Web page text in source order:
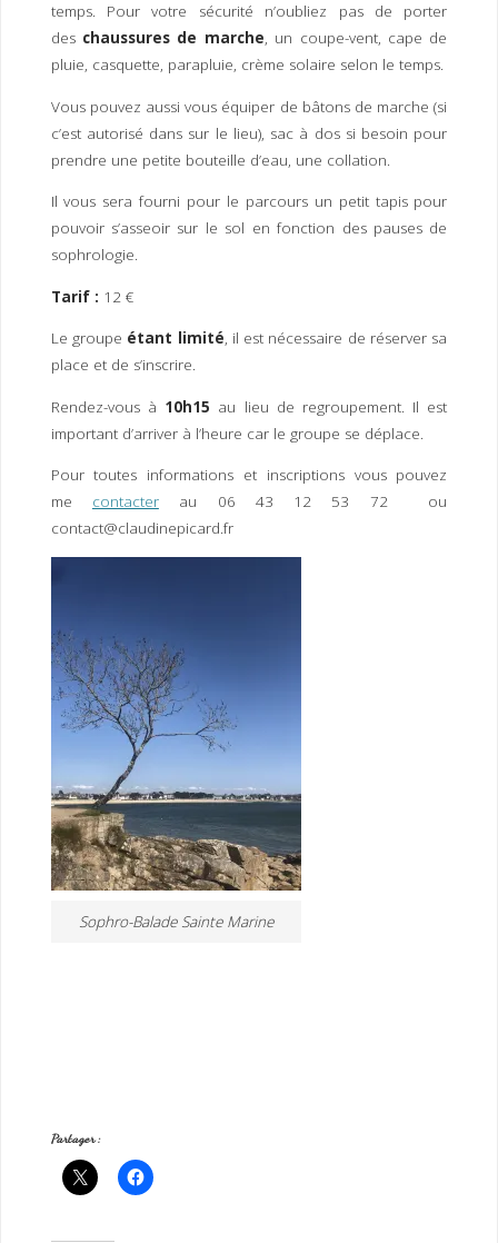
temps. Pour votre sécurité n’oubliez pas de porter
des chaussures de marche, un coupe-vent, cape de
pluie, casquette, parapluie, crème solaire selon le temps.
Vous pouvez aussi vous équiper de bâtons de marche (si
c’est autorisé dans sur le lieu), sac à dos si besoin pour
prendre une petite bouteille d’eau, une collation.
Il vous sera fourni pour le parcours un petit tapis pour
pouvoir s’asseoir sur le sol en fonction des pauses de
sophrologie.
Tarif : 12 €
Le groupe étant limité, il est nécessaire de réserver sa
place et de s’inscrire.
Rendez-vous à 10h15 au lieu de regroupement. Il est
important d’arriver à l’heure car le groupe se déplace.
Pour toutes informations et inscriptions vous pouvez
me contacterau 06 43 12 53 72 ou
contact@claudinepicard.fr
Sophro-Balade Sainte Marine
Partager :